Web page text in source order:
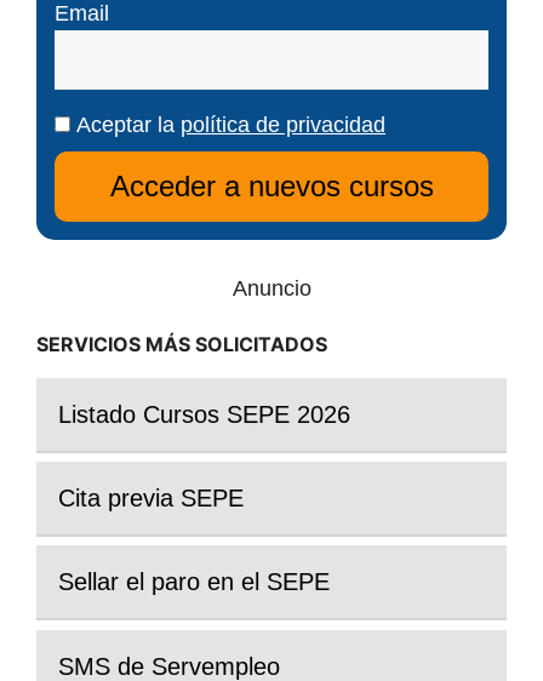
Email
Aceptar la política de privacidad
Anuncio
SERVICIOS MÁS SOLICITADOS
Listado Cursos SEPE 2026
Cita previa SEPE
Sellar el paro en el SEPE
SMS de Servempleo